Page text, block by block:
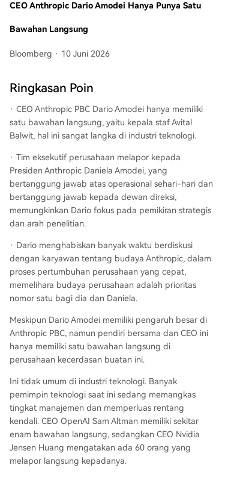
CEO Anthropic Dario Amodei Hanya Punya Satu
Bawahan Langsung
Bloomberg · 10 Juni 2026
Ringkasan Poin
· CEO Anthropic PBC Dario Amodei hanya memiliki
satu bawahan langsung, yaitu kepala staf Avital
Balwit, hal ini sangat langka di industri teknologi.
· Tim eksekutif perusahaan melapor kepada
Presiden Anthropic Daniela Amodei, yang
bertanggung jawab atas operasional sehari-hari dan
bertanggung jawab kepada dewan direksi,
memungkinkan Dario fokus pada pemikiran strategis
dan arah penelitian.
· Dario menghabiskan banyak waktu berdiskusi
dengan karyawan tentang budaya Anthropic, dalam
proses pertumbuhan perusahaan yang cepat,
memelihara budaya perusahaan adalah prioritas
nomor satu bagi dia dan Daniela.
Meskipun Dario Amodei memiliki pengaruh besar di
Anthropic PBC, namun pendiri bersama dan CEO ini
hanya memiliki satu bawahan langsung di
perusahaan kecerdasan buatan ini.
Ini tidak umum di industri teknologi. Banyak
pemimpin teknologi saat ini sedang memangkas
tingkat manajemen dan memperluas rentang
kendali. CEO OpenAI Sam Altman memiliki sekitar
enam bawahan langsung, sedangkan CEO Nvidia
Jensen Huang mengatakan ada 60 orang yang
melapor langsung kepadanya.